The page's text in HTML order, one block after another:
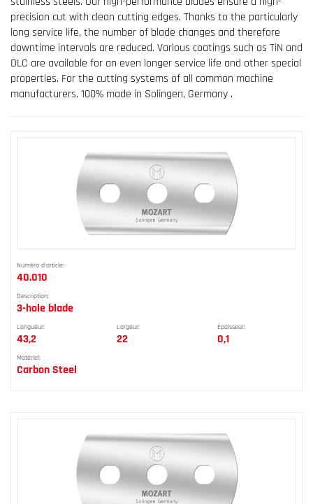
precision cut with clean cutting edges. Thanks to the particularly
long service life, the number of blade changes and therefore
downtime intervals are reduced. Various coatings such as TiN and
DLC are available for an even longer service life and other special
properties. For the cutting systems of all common machine
manufacturers. 100% made in Solingen, Germany .
Numéro d'article:
40.010
Description:
3-hole blade
Longueur:
43,2
Largeur:
22
Épaisseur:
0,1
Matériel:
Carbon Steel